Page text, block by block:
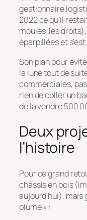
gestionnaire
2022 ce qu’il
moules, les
éparpillées et
Son plan pour
la lune tout de
commerciales,
rien de coller un
de la vendre 500
Deux
l’histoire
Pour ce grand
châssis en bois
aujourd’hui), mais
plume » :